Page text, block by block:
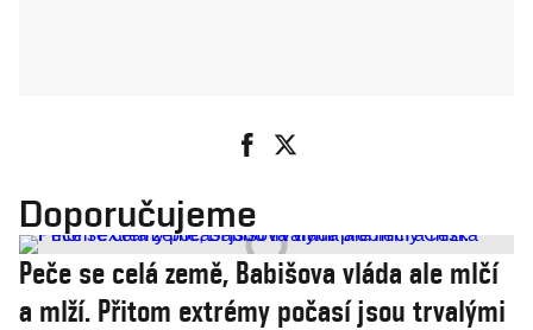
Doporučujeme
Peče se celá země, Babišova vláda ale mlčí
a mlží. Přitom extrémy počasí jsou trvalými